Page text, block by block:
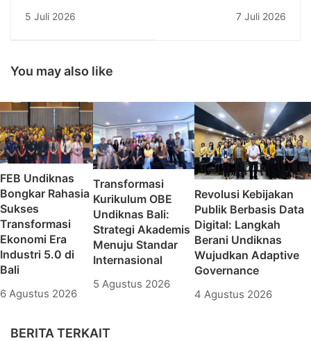
Universitas
5 Juli 2026
Riset
7 Juli 2026
You may also like
FEB Undiknas
Bongkar Rahasia
Sukses
Transformasi
Ekonomi Era
Industri 5.0 di
Bali
6 Agustus 2026
Transformasi
Kurikulum OBE
Undiknas Bali:
Strategi Akademis
Menuju Standar
Internasional
5 Agustus 2026
Revolusi Kebijakan
Publik Berbasis Data
Digital: Langkah
Berani Undiknas
Wujudkan Adaptive
Governance
4 Agustus 2026
BERITA TERKAIT